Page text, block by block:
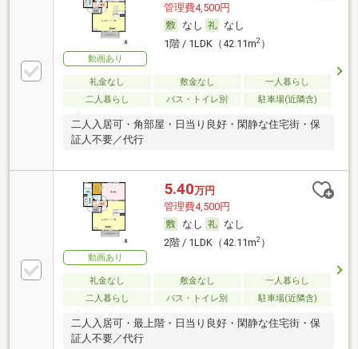
動画あり
管理費4,500円
なし
なし
1階 / 1LDK（42.11m2）
礼金なし 敷金なし
一人暮らし
二人暮らし
バス・トイレ別 駐車場(近隣含)
二人入居可・角部屋・日当り良好・閑静な住宅街・保
証人不要／代行
動画あり
5.40万円
管理費4,500円
なし
なし
2階 / 1LDK（42.11m2）
礼金なし 敷金なし
一人暮らし
二人暮らし
バス・トイレ別 駐車場(近隣含)
二人入居可・最上階・日当り良好・閑静な住宅街・保
証人不要／代行